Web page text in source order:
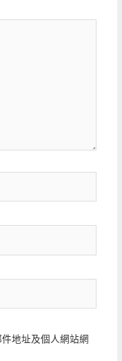
地址及個人網站網